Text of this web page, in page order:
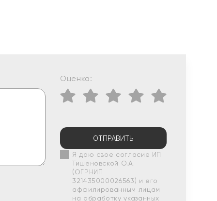
Оценка:
ОТПРАВИТЬ
Я даю свое согласие ИП
Тишеновской О.А.
(ОГРНИП
321435000026563) и его
аффилированным лицам
на обработку указанных